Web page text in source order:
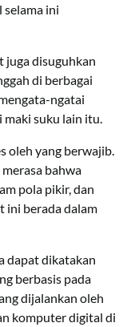
selama ini
juga disuguhkan
di berbagai
ngatai
maki suku lain itu.
oleh yang berwajib.
bahwa
pola pikir, dan
ini berada dalam
dapat dikatakan
berbasis pada
dijalankan oleh
komputer digital di